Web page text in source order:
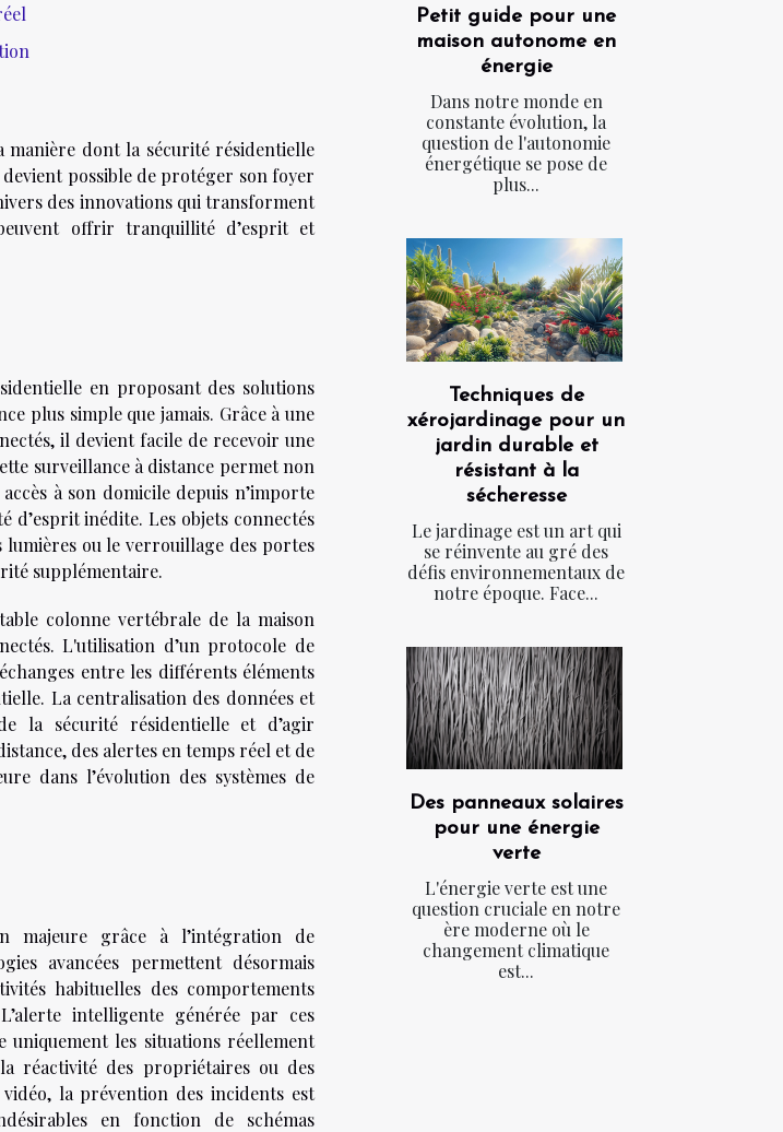
manière dont la sécurité résidentielle
possible de protéger son foyer
des innovations qui transforment
offrir tranquillité d’esprit et
en proposant des solutions
plus simple que jamais. Grâce à une
il devient facile de recevoir une
surveillance à distance permet non
à son domicile depuis n’importe
inédite. Les objets connectés
lumières ou le verrouillage des portes
supplémentaire.
colonne vertébrale de la maison
L'utilisation d’un protocole de
entre les différents éléments
La centralisation des données et
la sécurité résidentielle et d’agir
des alertes en temps réel et de
dans l’évolution des systèmes de
majeure grâce à l’intégration de
avancées permettent désormais
habituelles des comportements
intelligente générée par ces
uniquement les situations réellement
réactivité des propriétaires ou des
la prévention des incidents est
en fonction de schémas
Petit guide pour une
maison autonome en
énergie
Dans notre monde en
constante évolution, la
question de l'autonomie
énergétique se pose de
plus...
Techniques de
xérojardinage pour un
jardin durable et
résistant à la
sécheresse
Le jardinage est un art qui
se réinvente au gré des
défis environnementaux de
notre époque. Face...
Des panneaux solaires
pour une énergie
verte
L'énergie verte est une
question cruciale en notre
ère moderne où le
changement climatique
est...